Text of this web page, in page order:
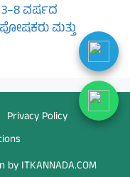
3–8 ವರ್ಷದ
ಮತ್ತು
Privacy Policy
ITKANNADA.COM